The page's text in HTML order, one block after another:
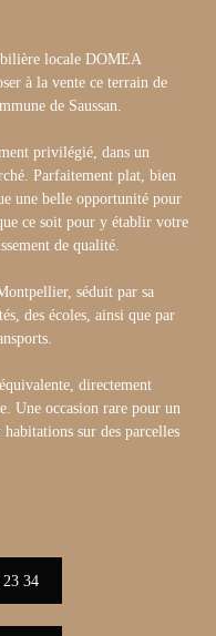
locale DOMEA
à la vente ce terrain de
de Saussan.
privilégié, dans un
Parfaitement plat, bien
une belle opportunité pour
ce soit pour y établir votre
de qualité.
séduit par sa
des écoles, ainsi que par
directement
Une occasion rare pour un
sur des parcelles
34